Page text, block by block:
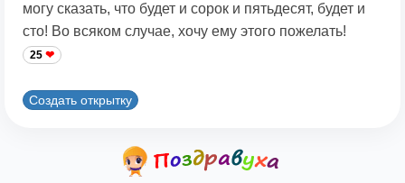
могу сказать, что будет и сорок и пятьдесят, будет и
сто! Во всяком случае, хочу ему этого пожелать!
25
Создать открытку